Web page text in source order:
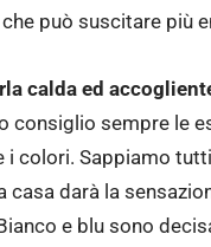
che può suscitare più
calda ed
consiglio sempre le
i colori. Sappiamo
darà la
e blu sono